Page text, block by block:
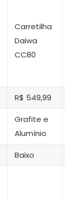
Carretilha
Daiwa
CC80
R$ 549,99
Grafite e
Alumínio
Baixo